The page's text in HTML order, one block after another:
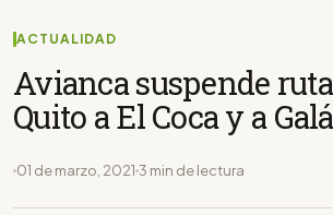
ACTUALIDAD
Avianca suspende
Quito a El Coca y a
01 de marzo, 2021 3 min de lectura